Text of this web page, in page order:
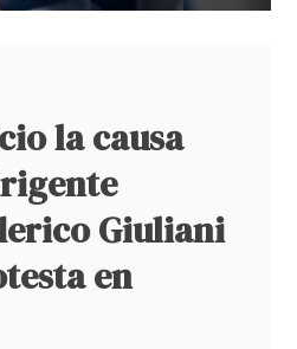
la causa
Giuliani
en